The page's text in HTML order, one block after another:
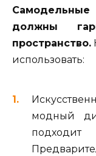
должны
пространство.
использовать:
модный